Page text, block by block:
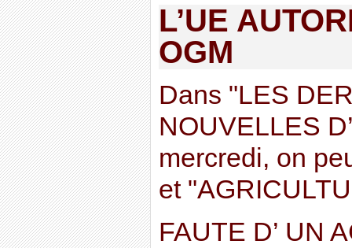
L’UE
OGM
Dans "LES
NOUVELLES
mercredi, on
et
FAUTE D’ UN